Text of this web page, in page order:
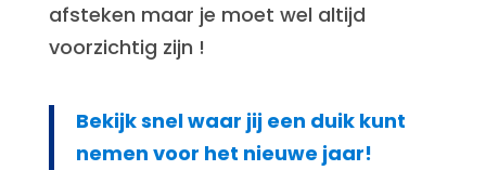
afsteken maar je moet wel altijd
voorzichtig zijn !
Bekijk snel waar jij een duik kunt
nemen voor het nieuwe jaar!